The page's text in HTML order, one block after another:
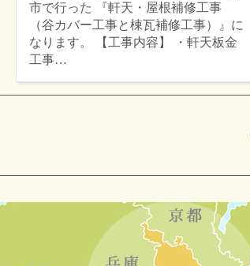
市で行った 『軒天・屋根補修工事
（谷カバー工事と棟瓦補修工事）』に
なります。 【工事内容】 ・軒天板金
工事…